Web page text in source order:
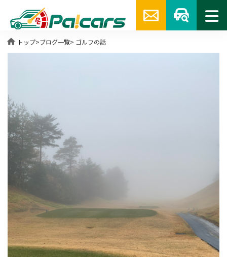
home トップ>ブログ一覧> ゴルフの話